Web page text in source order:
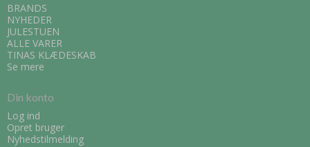
BRANDS
NYHEDER
JULESTUEN
ALLE VARER
TINAS KLÆDESKAB
Se mere
Din konto
Log ind
Opret bruger
Nyhedstilmelding